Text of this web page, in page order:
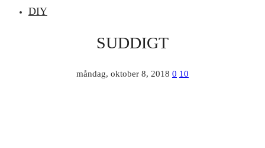
DIY
SUDDIGT
måndag, oktober 8, 2018 0 10